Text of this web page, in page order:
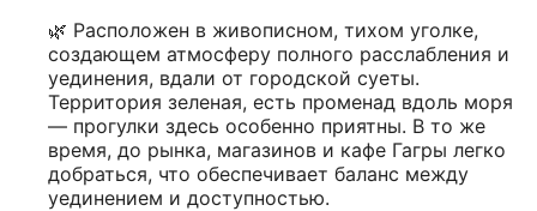
🌿 Расположен в живописном, тихом уголке,
создающем атмосферу полного расслабления и
уединения, вдали от городской суеты.
Территория зеленая, есть променад вдоль моря
— прогулки здесь особенно приятны. В то же
время, до рынка, магазинов и кафе Гагры легко
добраться, что обеспечивает баланс между
уединением и доступностью.